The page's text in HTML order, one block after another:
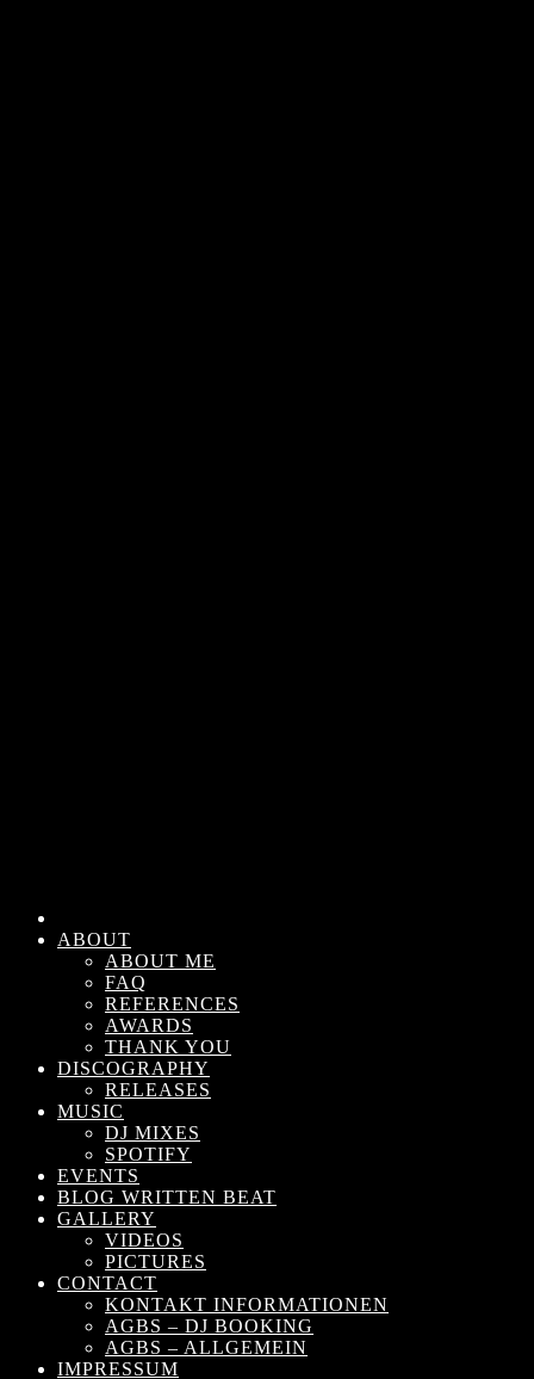
ABOUT
ABOUT ME
FAQ
REFERENCES
AWARDS
THANK YOU
DISCOGRAPHY
RELEASES
MUSIC
DJ MIXES
SPOTIFY
EVENTS
BLOG WRITTEN BEAT
GALLERY
VIDEOS
PICTURES
CONTACT
KONTAKT INFORMATIONEN
AGBS – DJ BOOKING
AGBS – ALLGEMEIN
IMPRESSUM